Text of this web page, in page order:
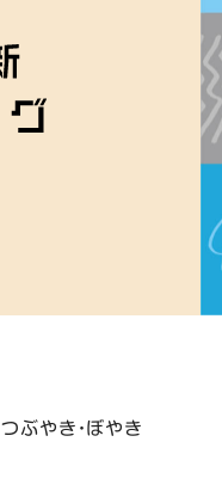
つぶやき・ぼやき